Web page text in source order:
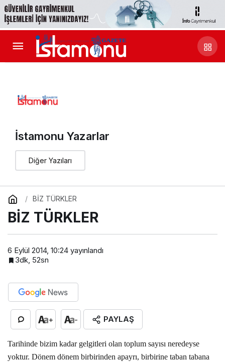
İstamonu Yazarlar
Diğer Yazıları
BİZ TÜRKLER
BİZ TÜRKLER
6 Eylül 2014, 10:24 yayınlandı
3dk, 52sn
+ - PAYLAŞ
Tarihinde bizim kadar gelgitleri olan toplum sayısı neredeyse
yoktur. Dönem dönem birbirinden apayrı, birbirine taban tabana